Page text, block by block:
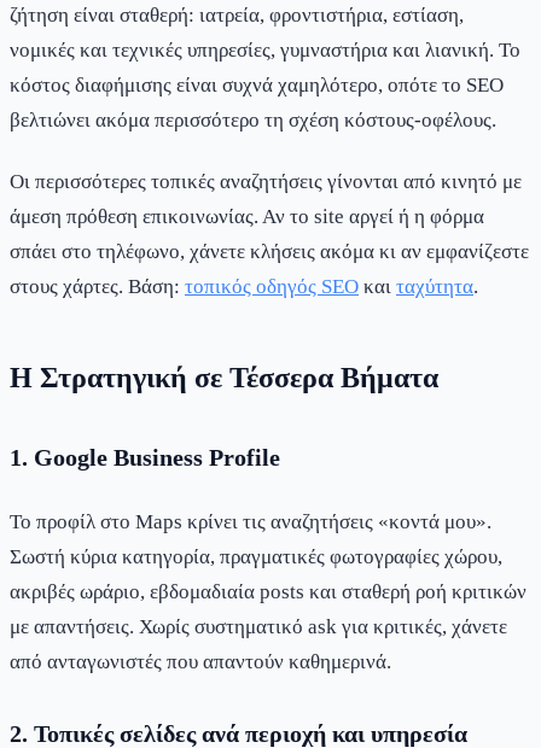
ζήτηση είναι σταθερή: ιατρεία, φροντιστήρια, εστίαση,
νομικές και τεχνικές υπηρεσίες, γυμναστήρια και λιανική. Το
κόστος διαφήμισης είναι συχνά χαμηλότερο, οπότε το SEO
βελτιώνει ακόμα περισσότερο τη σχέση κόστους-οφέλους.
Οι περισσότερες τοπικές αναζητήσεις γίνονται από κινητό με
άμεση πρόθεση επικοινωνίας. Αν το site αργεί ή η φόρμα
σπάει στο τηλέφωνο, χάνετε κλήσεις ακόμα κι αν εμφανίζεστε
στους χάρτες. Βάση: τοπικός οδηγός SEO και ταχύτητα.
Η Στρατηγική σε Τέσσερα Βήματα
1. Google Business Profile
Το προφίλ στο Maps κρίνει τις αναζητήσεις «κοντά μου».
Σωστή κύρια κατηγορία, πραγματικές φωτογραφίες χώρου,
ακριβές ωράριο, εβδομαδιαία posts και σταθερή ροή κριτικών
με απαντήσεις. Χωρίς συστηματικό ask για κριτικές, χάνετε
από ανταγωνιστές που απαντούν καθημερινά.
2. Τοπικές σελίδες ανά περιοχή και υπηρεσία